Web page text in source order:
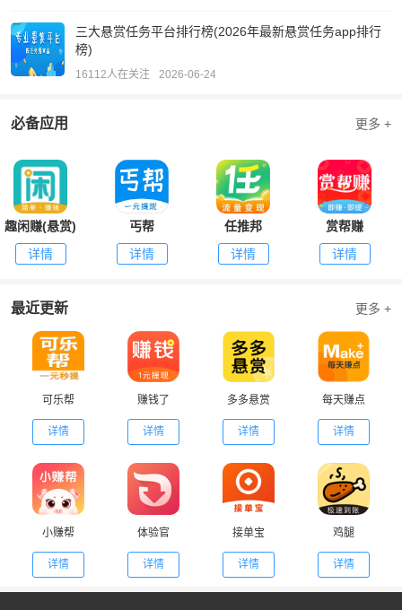
三大悬赏任务平台排行榜(2026年最新悬赏任务app排行
榜)
16112人在关注 2026-06-24
必备应用 更多 +
趣闲赚(悬赏)
详情
丐帮
详情
任推邦
详情
赏帮赚
详情
最近更新 更多 +
可乐帮
详情
赚钱了
详情
多多悬赏
详情
每天赚点
详情
小赚帮
详情
体验官
详情
接单宝
详情
鸡腿
详情